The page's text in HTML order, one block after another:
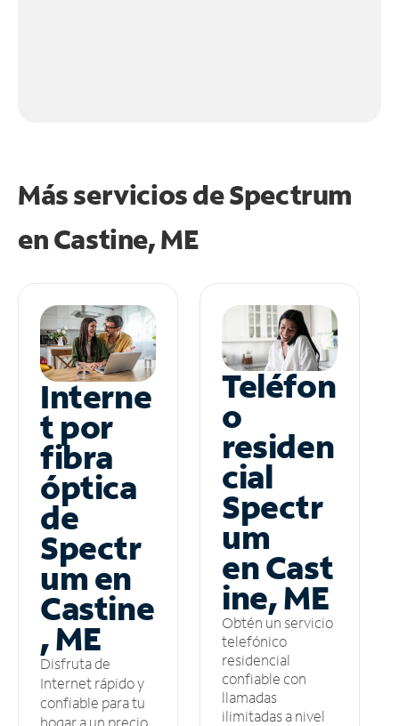
Más servicios de Spectrum
enCastine, ME
Interne
t por
fibra
óptica
de
Spectr
um en
Castine
, ME
Disfruta de
Internet rápido y
confiable para tu
Teléfon
o
residen
cial
Spectr
um
en Cast
ine, ME
Obtén un servicio
telefónico
residencial
confiable con
llamadas
ilimitadas a nivel